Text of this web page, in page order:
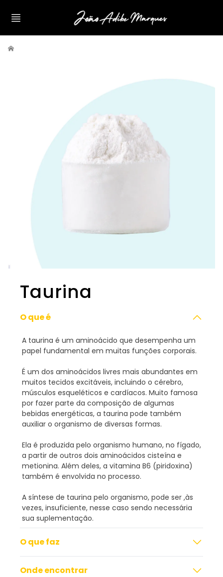
Taurina
O que é
A taurina é um aminoácido que desempenha um
papel fundamental em muitas funções corporais.
É um dos aminoácidos livres mais abundantes em
muitos tecidos excitáveis, incluindo o cérebro,
músculos esqueléticos e cardíacos. Muito famosa
por fazer parte da composição de algumas
bebidas energéticas, a taurina pode também
auxiliar o organismo de diversas formas.
Ela é produzida pelo organismo humano, no fígado,
a partir de outros dois aminoácidos cisteína e
metionina. Além deles, a vitamina B6 (piridoxina)
também é envolvida no processo.
A síntese de taurina pelo organismo, pode ser ,às
vezes, insuficiente, nesse caso sendo necessária
sua suplementação.
O que faz
Onde encontrar